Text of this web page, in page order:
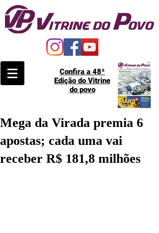
Confira a 48ª
Edição do Vitrine
do povo
Mega da Virada premia 6
apostas; cada uma vai
receber R$ 181,8 milhões